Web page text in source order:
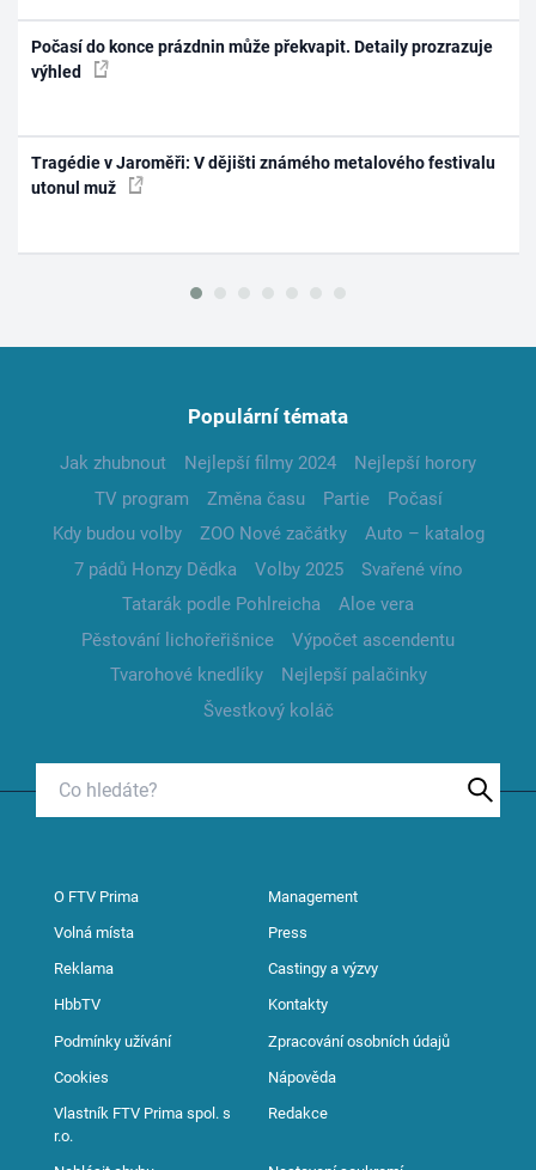
Počasí do konce prázdnin může překvapit. Detaily prozrazuje
výhled
Tragédie v Jaroměři: V dějišti známého metalového festivalu
utonul muž
Populární témata
Jak zhubnout Nejlepší filmy 2024
Nejlepší horory
TV program
Změna času Partie
Počasí
Kdy budou volby
ZOO Nové začátky
Auto – katalog
7 pádů Honzy Dědka
Volby 2025
Svařené víno
Tatarák podle Pohlreicha
Aloe vera
Pěstování lichořeřišnice
Výpočet ascendentu
Tvarohové knedlíky
Nejlepší palačinky
Švestkový koláč
O FTV Prima Management
Volná místa Press
Reklama Castingy a výzvy
HbbTV Kontakty
Podmínky užívání Zpracování osobních údajů
Cookies Nápověda
Vlastník FTV Prima spol. s
r.o.
Redakce